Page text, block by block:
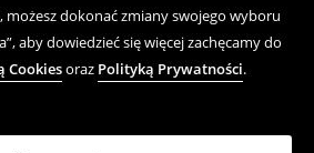
dokonać zmiany swojego wyboru
aby dowiedzieć się więcej zachęcamy do
Cookiesoraz Polityką Prywatności.